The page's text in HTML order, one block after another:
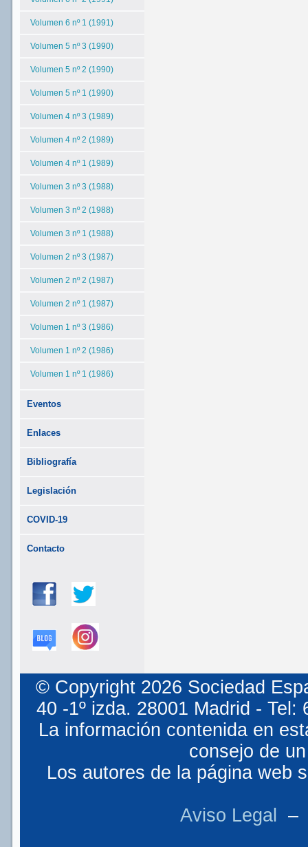
Volumen 6 nº 1 (1991)
Volumen 5 nº 3 (1990)
Volumen 5 nº 2 (1990)
Volumen 5 nº 1 (1990)
Volumen 4 nº 3 (1989)
Volumen 4 nº 2 (1989)
Volumen 4 nº 1 (1989)
Volumen 3 nº 3 (1988)
Volumen 3 nº 2 (1988)
Volumen 3 nº 1 (1988)
Volumen 2 nº 3 (1987)
Volumen 2 nº 2 (1987)
Volumen 2 nº 1 (1987)
Volumen 1 nº 3 (1986)
Volumen 1 nº 2 (1986)
Volumen 1 nº 1 (1986)
Eventos
Enlaces
Bibliografía
Legislación
COVID-19
Contacto
© Copyright 2026 Sociedad
40 -1º izda. 28001 Madrid -
La información contenida en
consejo de
Los autores de la página web
Aviso Legal